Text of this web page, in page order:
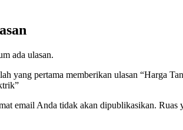
ada ulasan.
yang pertama memberikan ulasan “Harga
email Anda tidak akan dipublikasikan. Ruas